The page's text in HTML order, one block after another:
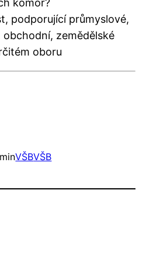
komor?
podporující průmyslové,
zemědělské
oboru
VŠBVŠB